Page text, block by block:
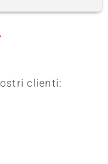
clienti: